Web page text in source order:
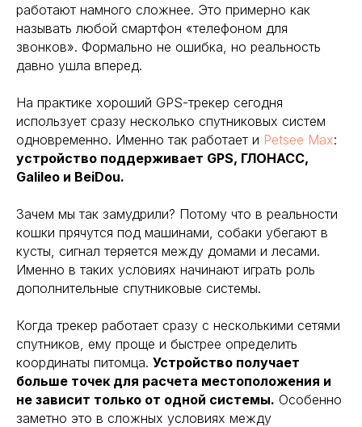
работают намного сложнее. Это примерно как
называть любой смартфон «телефоном для
звонков». Формально не ошибка, но реальность
давно ушла вперед.
На практике хороший GPS-трекер сегодня
использует сразу несколько спутниковых систем
одновременно. Именно так работает и Petsee Max:
устройство поддерживает GPS, ГЛОНАСС,
Galileo и BeiDou.
Зачем мы так замудрили? Потому что в реальности
кошки прячутся под машинами, собаки убегают в
кусты, сигнал теряется между домами и лесами.
Именно в таких условиях начинают играть роль
дополнительные спутниковые системы.
Когда трекер работает сразу с несколькими сетями
спутников, ему проще и быстрее определить
координаты питомца. Устройство получает
больше точек для расчета местоположения и
не зависит только от одной системы. Особенно
заметно это в сложных условиях между